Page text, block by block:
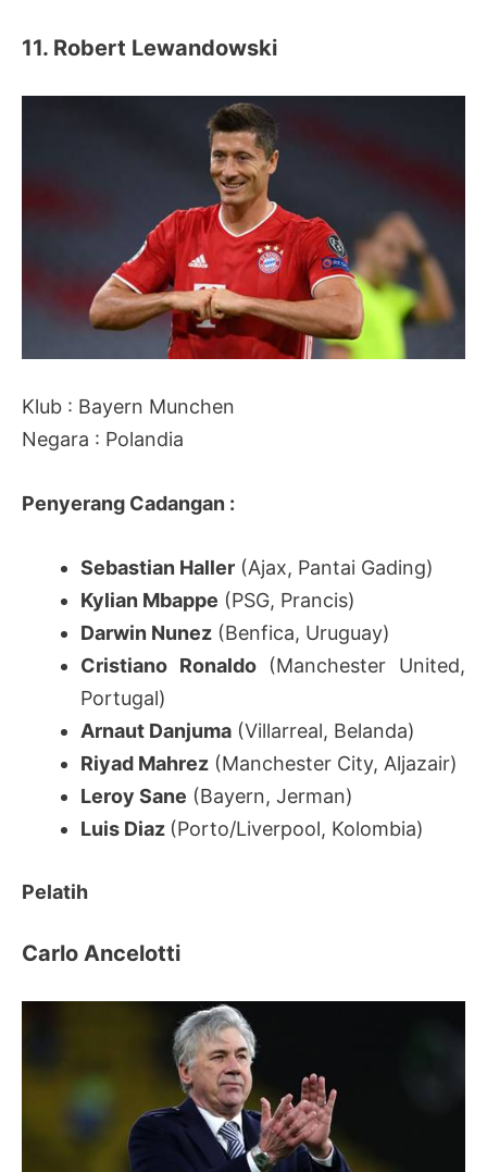
11. Robert Lewandowski
Klub : Bayern Munchen
Negara : Polandia
Penyerang Cadangan :
Sebastian Haller (Ajax, Pantai Gading)
Kylian Mbappe (PSG, Prancis)
Darwin Nunez (Benfica, Uruguay)
Cristiano Ronaldo(Manchester United,
Portugal)
Arnaut Danjuma (Villarreal, Belanda)
Riyad Mahrez (Manchester City, Aljazair)
Leroy Sane (Bayern, Jerman)
Luis Diaz (Porto/Liverpool, Kolombia)
Pelatih
Carlo Ancelotti